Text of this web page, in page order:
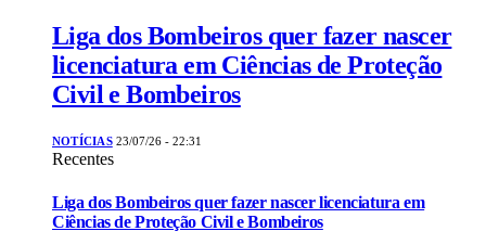
Liga dos Bombeiros quer fazer nascer
licenciatura em Ciências de Proteção
Civil e Bombeiros
NOTÍCIAS 23/07/26 - 22:31
Recentes
Liga dos Bombeiros quer fazer nascer licenciatura em
Ciências de Proteção Civil e Bombeiros